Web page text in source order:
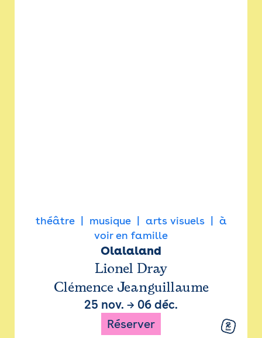
théâtre musique arts visuels
à
voir en famille
Olalaland
Lionel Dray
Clémence Jeanguillaume
25 nov. → 06 déc.
Réserver